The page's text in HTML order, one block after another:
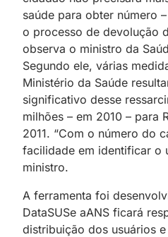
saúde para obter número
o processo de devolução
observa o ministro da
Segundo ele, várias
Ministério da Saúde
significativo desse
milhões – em 2010 – para
2011. “Com o número do
facilidade em identificar o
ministro.
A ferramenta foi
DataSUSe aANS ficará
distribuição dos usuários